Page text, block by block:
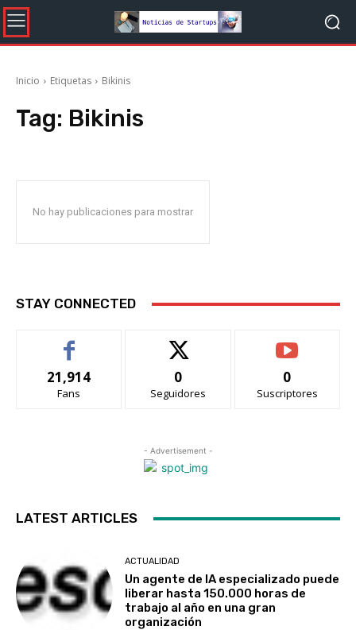
Inicio Etiquetas Bikinis
Tag: Bikinis
No hay publicaciones para mostrar
STAY CONNECTED
21,914
Fans
0
Seguidores
0
Suscriptores
- Advertisement -
LATEST ARTICLES
ACTUALIDAD
Un agente de IA especializado puede
liberar hasta 150.000 horas de
trabajo al año en una gran
organización